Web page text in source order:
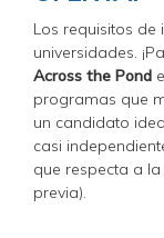
Los requisitos
universidades.
Across the Pond
programas que
un candidato
casi
que respecta a
previa).